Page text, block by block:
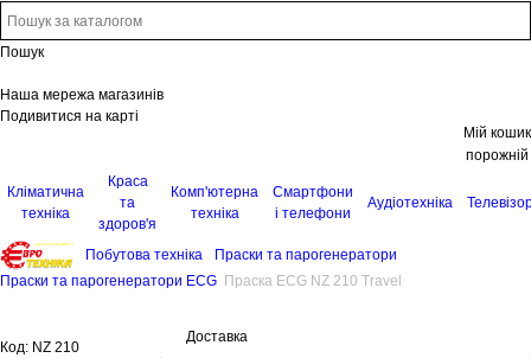
Пошук
Наша мережа магазинів
Подивитися на карті
Мій кошик
порожній
Кліматична
техніка
Краса
та
здоров'я
Комп'ютерна
техніка
Смартфони
і телефони
Аудіотехніка
Побутова техніка
Праски та парогенератори
Праски та парогенератори ECG Праска ECG NZ 210 Travel
Доставка
Код: NZ 210